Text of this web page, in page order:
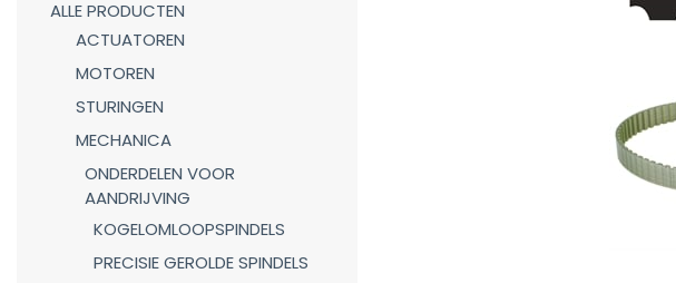
ALLE PRODUCTEN
ACTUATOREN
MOTOREN
STURINGEN
MECHANICA
ONDERDELEN VOOR
AANDRIJVING
KOGELOMLOOPSPINDELS
PRECISIE GEROLDE SPINDELS